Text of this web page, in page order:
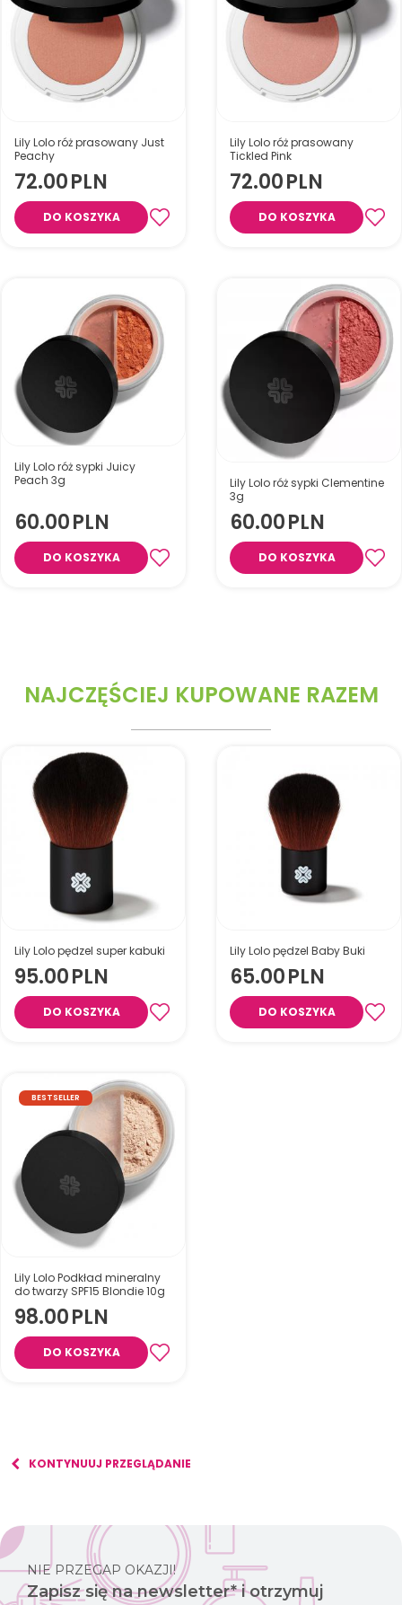
Lily Lolo róż prasowany Just
Peachy
72.00PLN
DO KOSZYKA
Lily Lolo róż prasowany
Tickled Pink
72.00PLN
DO KOSZYKA
Lily Lolo róż sypki Juicy
Peach 3g
60.00PLN
DO KOSZYKA
Lily Lolo róż sypki Clementine
3g
60.00PLN
DO KOSZYKA
NAJCZĘŚCIEJ KUPOWANE RAZEM
Lily Lolo pędzel super kabuki
95.00PLN
DO KOSZYKA
Lily Lolo pędzel Baby Buki
65.00PLN
DO KOSZYKA
BESTSELLER
Lily Lolo Podkład mineralny
do twarzy SPF15 Blondie 10g
98.00PLN
DO KOSZYKA
KONTYNUUJ PRZEGLĄDANIE
NIE PRZEGAP OKAZJI!
Zapisz się na newsletter* i otrzymuj